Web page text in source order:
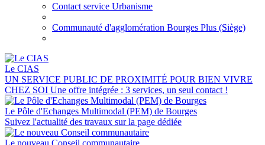
Contact service Urbanisme
Communauté d'agglomération Bourges Plus (Siège)
Le CIAS
UN SERVICE PUBLIC DE PROXIMITÉ POUR BIEN VIVRE
CHEZ SOI Une offre intégrée : 3 services, un seul contact !
Le Pôle d'Echanges Multimodal (PEM) de Bourges
Suivez l'actualité des travaux sur la page dédiée
Le nouveau Conseil communautaire